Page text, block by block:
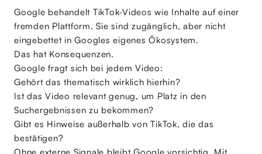
Google behandelt TikTok-Videos wie Inhalte auf einer
fremden Plattform. Sie sind zugänglich, aber nicht
eingebettet in Googles eigenes Ökosystem.
Das hat Konsequenzen.
Google fragt sich bei jedem Video:
Gehört das thematisch wirklich hierhin?
Ist das Video relevant genug, um Platz in den
Suchergebnissen zu bekommen?
Gibt es Hinweise außerhalb von TikTok, die das
bestätigen?